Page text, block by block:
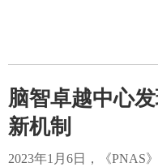
脑智卓越中心
新机制
2023年1月6日，《PNAS